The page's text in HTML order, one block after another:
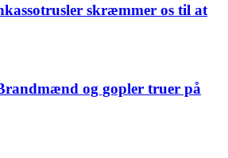
skræmmer os til at
og gopler truer på